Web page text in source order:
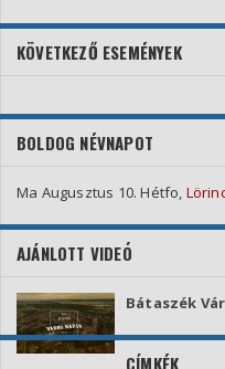
KÖVETKEZŐ ESEMÉNYEK
BOLDOG NÉVNAPOT
Ma Augusztus 10. Hétfo,
AJÁNLOTT VIDEÓ
Bátaszék
CÍMKÉK